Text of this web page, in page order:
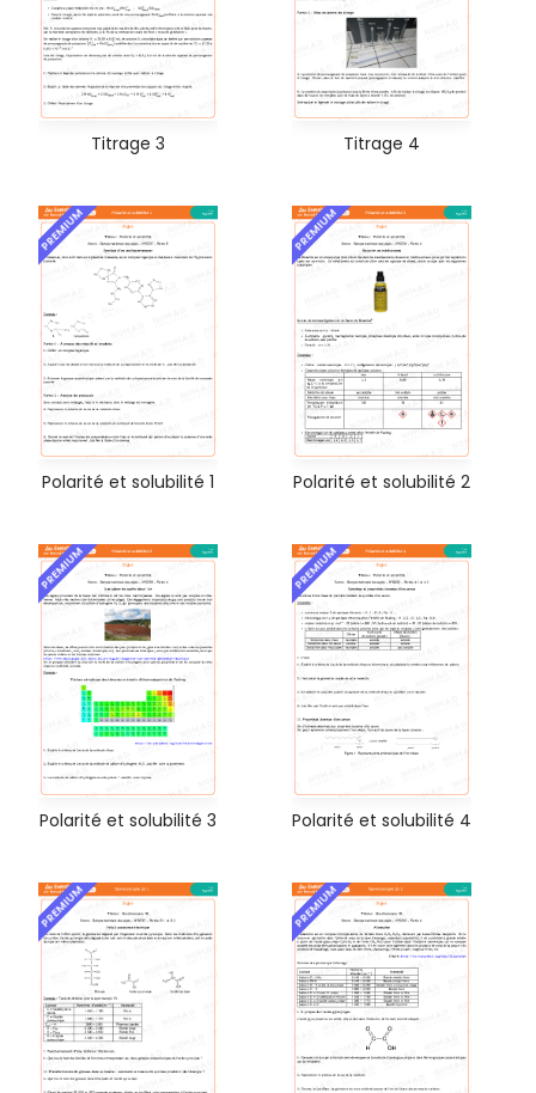
Titrage 3 Titrage 4
PREMIUM
Polarité et solubilité 1
PREMIUM
Polarité et solubilité 2
PREMIUM
Polarité et solubilité 3
PREMIUM
Polarité et solubilité 4
PREMIUM PREMIUM